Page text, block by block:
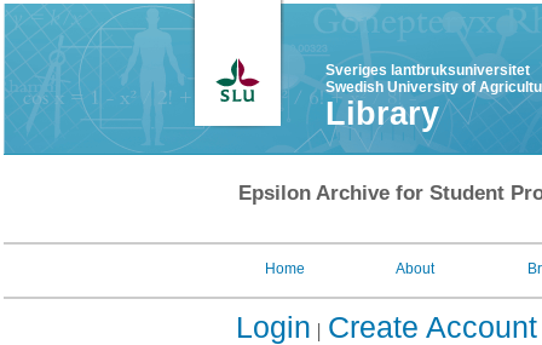
Sveriges lantbruksuniversitet
Swedish University of
Library
Epsilon Archive for Student
Home About
Login Create Account